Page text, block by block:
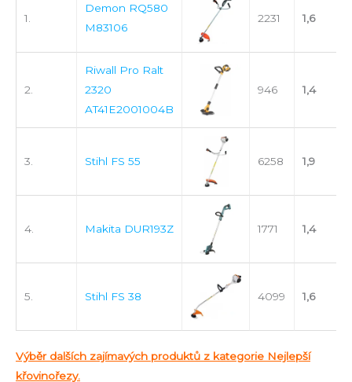
1.
Demon RQ580
M83106
2231 1,6
2.
Riwall Pro Ralt
2320
AT41E2001004B
946 1,4
3. Stihl FS 55 6258 1,9
4. Makita DUR193Z 1771 1,4
5. Stihl FS 38 4099 1,6
Výběr dalších zajímavých produktů z kategorie Nejlepší
křovinořezy.